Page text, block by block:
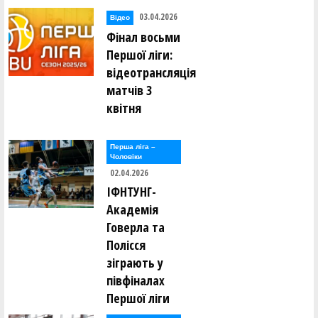
Відео 03.04.2026
Фінал восьми
Першої ліги:
відеотрансляція
матчів 3
квітня
Перша лiга –
Чоловiки
02.04.2026
ІФНТУНГ-
Академія
Говерла та
Полісся
зіграють у
півфіналах
Першої ліги